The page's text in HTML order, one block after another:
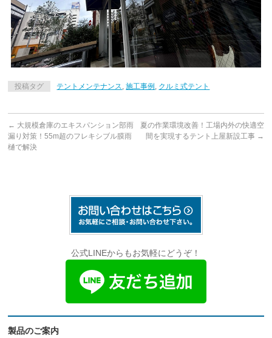
投稿タグ テントメンテナンス,施工事例 , クルミ式テント
← 大規模倉庫のエキスパンション部雨
漏り対策！55m超のフレキシブル膜雨
樋で解決
夏の作業環境改善！工場内外の快適空
間を実現するテント上屋新設工事 →
公式LINEからもお気軽にどうぞ！
製品のご案内